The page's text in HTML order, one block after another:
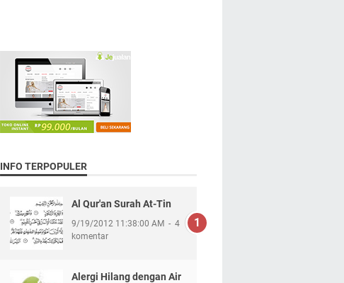
INFO TERPOPULER
Al Qur'an Surah At-Tin
9/19/2012 11:38:00 AM
4
komentar
Alergi Hilang dengan Air